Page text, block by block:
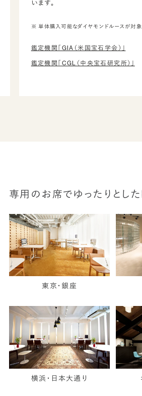
います。
※ 単体購入可能なダイヤモンドルースが対象
鑑定機関「GIA（米国宝石学会）」
鑑定機関「CGL（中央宝石研究所）」
専用のお席でゆったりとし
東京・銀座
横浜・日本大通り